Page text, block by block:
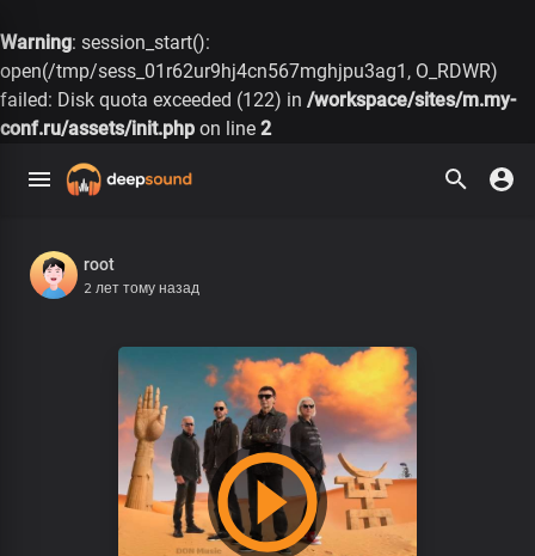
Warning: session_start():
open(/tmp/sess_01r62ur9hj4cn567mghjpu3ag1, O_RDWR)
failed: Disk quota exceeded (122) in /workspace/sites/m.my-
conf.ru/assets/init.php on line 2
root
2 лет тому назад